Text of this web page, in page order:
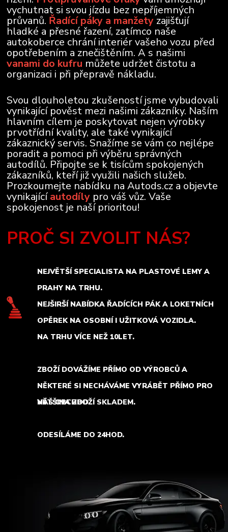
vychutnat si svou jízdu bez nepříjemných
průvanů. Řadící páky a manžety zajišťují
hladké a přesné řazení, zatímco naše
autokoberce chrání interiér vašeho vozu před
opotřebením a znečištěním. A s našimi
vanami do kufru můžete udržet čistotu a
organizaci i při přepravě nákladu.
Svou dlouholetou zkušeností jsme vybudovali
vynikající pověst mezi našimi zákazníky. Naším
hlavním cílem je poskytovat nejen výrobky
prvotřídní kvality, ale také vynikající
zákaznický servis. Snažíme se vám co nejlépe
poradit a pomoci při výběru správných
autodílů. Připojte se k tisícům spokojených
zákazníků, kteří již využili našich služeb.
Prozkoumejte nabídku na Autods.cz a objevte
vynikajícíautodíly pro váš vůz. Vaše
spokojenost je naší prioritou!
PROČ SI ZVOLIT NÁS?
NEJVĚTŠÍ SPECIALISTA NA PLASTOVÉ LEMY A
PRAHY NA TRHU.
NEJŠIRŠÍ NABÍDKA ŘADÍCÍCH PÁK A LOKETNÍCH
OPĚREK NA OSOBNÍ I UŽITKOVÁ VOZIDLA.
NA TRHU VÍCE NEŽ 10LET.
ZBOŽÍ DOVÁŽÍME PŘÍMO OD VÝROBCŮ A
NĚKTERÉ SI NECHÁVÁME VYRÁBĚT PŘÍMO PRO
NÁŠ OBCHOD.
VĚTŠINA ZBOŽÍ SKLADEM.
ODESÍLÁME DO 24HOD.